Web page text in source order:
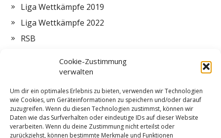
Cookie-Zustimmung
verwalten
Um dir ein optimales Erlebnis zu bieten, verwenden wir Technologien
wie Cookies, um Geräteinformationen zu speichern und/oder darauf
zuzugreifen. Wenn du diesen Technologien zustimmst, können wir
Daten wie das Surfverhalten oder eindeutige IDs auf dieser Website
verarbeiten. Wenn du deine Zustimmung nicht erteilst oder
zurückziehst, können bestimmte Merkmale und Funktionen
Liga Wettkämpfe 2019
Liga Wettkämpfe 2022
RSB
Zeltlager
ZMI